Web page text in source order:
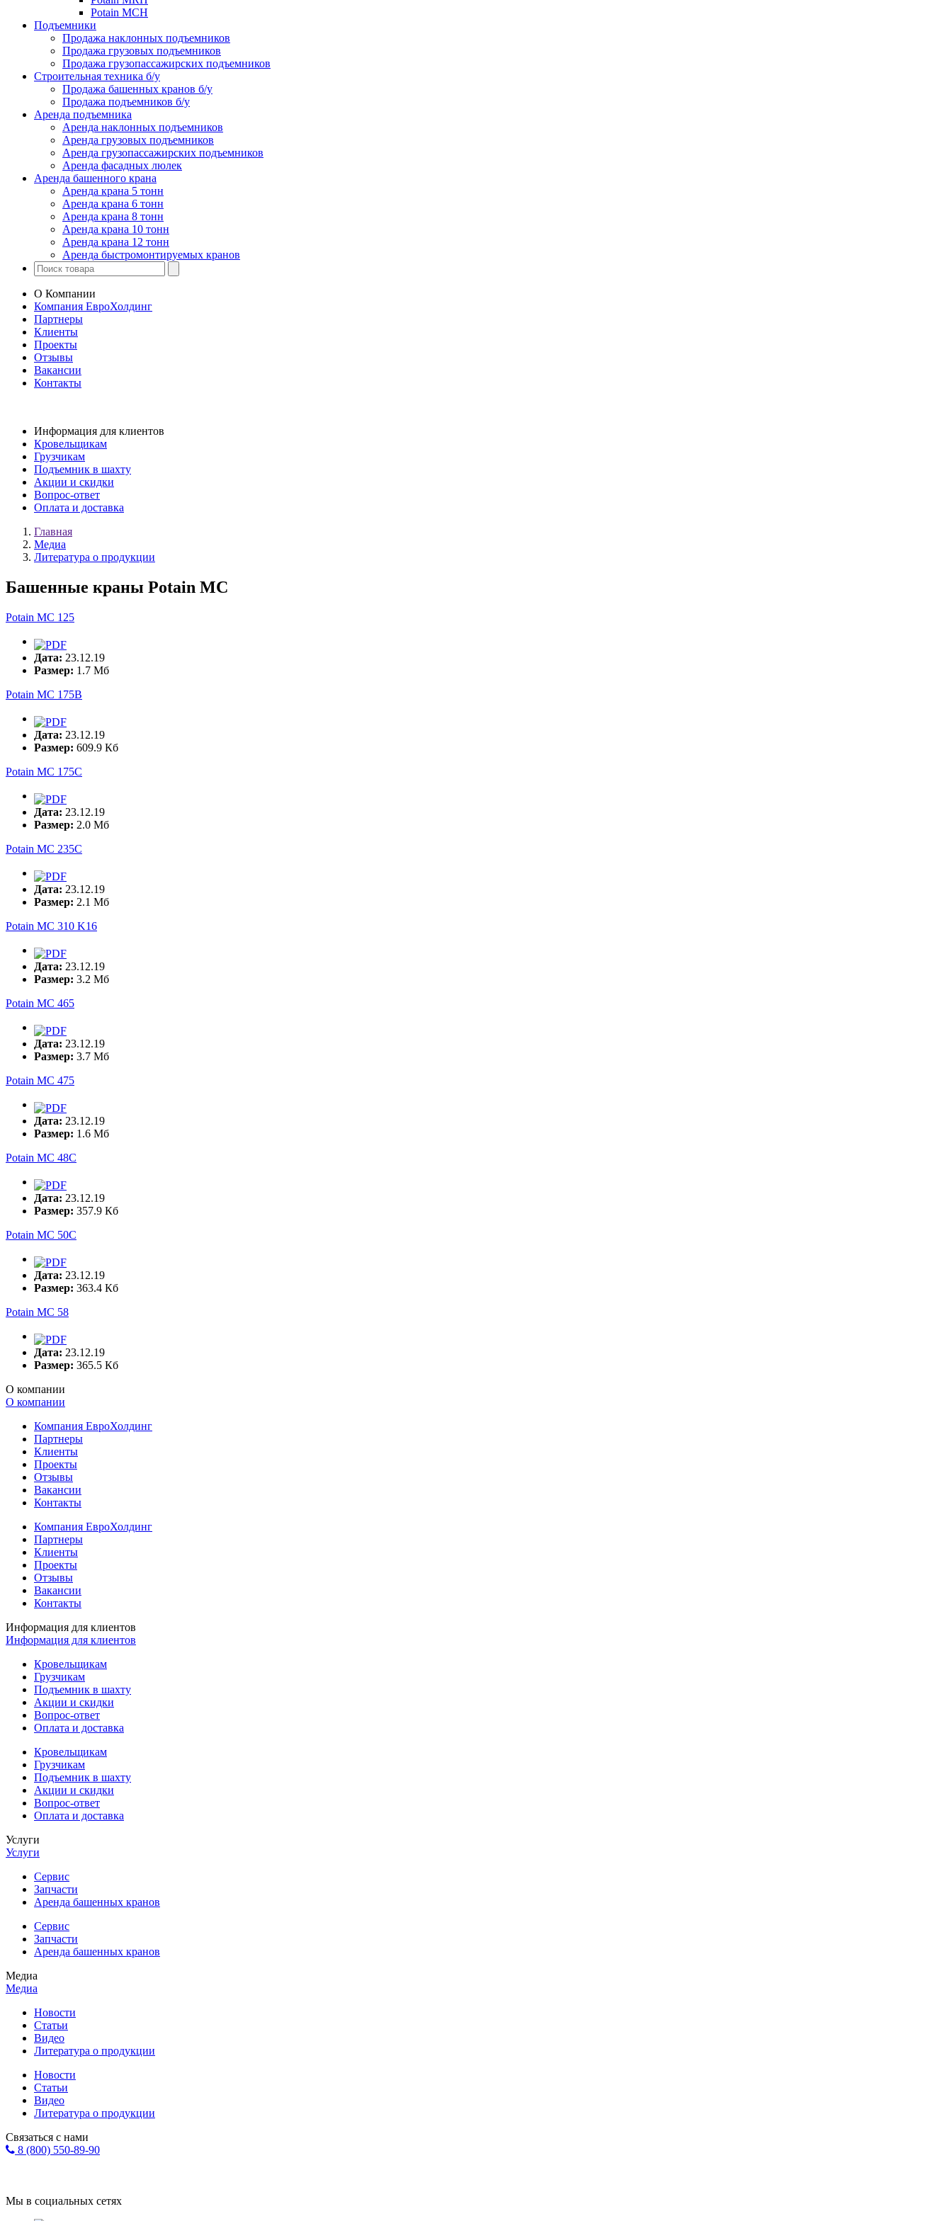
Potain MCH
Подъемники
Продажа наклонных подъемников
Продажа грузовых подъемников
Продажа грузопассажирских подъемников
Строительная техника б/у
Продажа башенных кранов б/у
Продажа подъемников б/у
Аренда подъемника
Аренда наклонных подъемников
Аренда грузовых подъемников
Аренда грузопассажирских подъемников
Аренда фасадных люлек
Аренда башенного крана
Аренда крана 5 тонн
Аренда крана 6 тонн
Аренда крана 8 тонн
Аренда крана 10 тонн
Аренда крана 12 тонн
Аренда быстромонтируемых кранов
О Компании
Компания ЕвроХолдинг
Партнеры
Клиенты
Проекты
Отзывы
Вакансии
Контакты
Информация для клиентов
Кровельщикам
Грузчикам
Подъемник в шахту
Акции и скидки
Вопрос-ответ
Оплата и доставка
Главная
Медиа
Литература о продукции
Башенные краны Potain MC
Potain MC 125
Дата: 23.12.19
Размер: 1.7 Мб
Potain MC 175B
Дата: 23.12.19
Размер: 609.9 Кб
Potain MC 175C
Дата: 23.12.19
Размер: 2.0 Мб
Potain MC 235C
Дата: 23.12.19
Размер: 2.1 Мб
Potain MC 310 K16
Дата: 23.12.19
Размер: 3.2 Мб
Potain MC 465
Дата: 23.12.19
Размер: 3.7 Мб
Potain MC 475
Дата: 23.12.19
Размер: 1.6 Мб
Potain MC 48C
Дата: 23.12.19
Размер: 357.9 Кб
Potain MC 50C
Дата: 23.12.19
Размер: 363.4 Кб
Potain MC 58
Дата: 23.12.19
Размер: 365.5 Кб
О компании
О компании
Компания ЕвроХолдинг
Партнеры
Клиенты
Проекты
Отзывы
Вакансии
Контакты
Компания ЕвроХолдинг
Партнеры
Клиенты
Проекты
Отзывы
Вакансии
Контакты
Информация для клиентов
Информация для клиентов
Кровельщикам
Грузчикам
Подъемник в шахту
Акции и скидки
Вопрос-ответ
Оплата и доставка
Кровельщикам
Грузчикам
Подъемник в шахту
Акции и скидки
Вопрос-ответ
Оплата и доставка
Услуги
Услуги
Сервис
Запчасти
Аренда башенных кранов
Сервис
Запчасти
Аренда башенных кранов
Медиа
Медиа
Новости
Статьи
Видео
Литература о продукции
Новости
Статьи
Видео
Литература о продукции
Связаться с нами
8 (800) 550-89-90
Мы в социальных сетях